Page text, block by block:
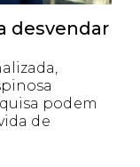
desvendar
podem
de